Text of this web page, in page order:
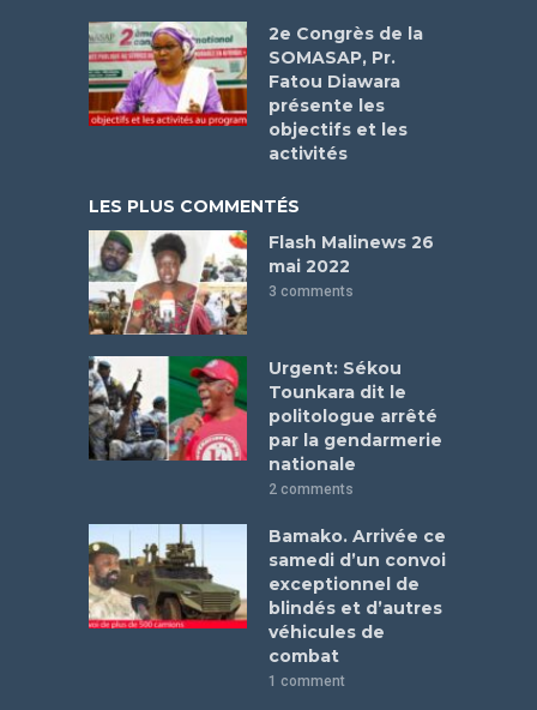
2e Congrès de la
SOMASAP, Pr.
Fatou Diawara
présente les
objectifs et les
activités
LES PLUS COMMENTÉS
Flash Malinews 26
mai 2022
3 comments
Urgent: Sékou
Tounkara dit le
politologue arrêté
par la gendarmerie
nationale
2 comments
Bamako. Arrivée ce
samedi d’un convoi
exceptionnel de
blindés et d’autres
véhicules de
combat
1 comment